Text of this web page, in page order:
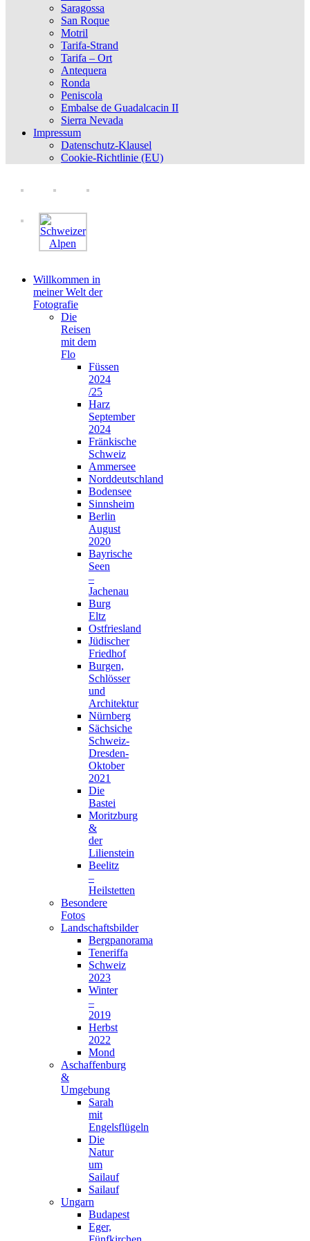
Saragossa
San Roque
Motril
Tarifa-Strand
Tarifa – Ort
Antequera
Ronda
Peniscola
Embalse de Guadalcacin II
Sierra Nevada
Impressum
Datenschutz-Klausel
Cookie-Richtlinie (EU)
Willkommen in
meiner Welt der
Fotografie
Die
Reisen
mit dem
Flo
Füssen
2024
/25
Harz
September
2024
Fränkische
Schweiz
Ammersee
Norddeutschland
Bodensee
Sinnsheim
Berlin
August
2020
Bayrische
Seen
–
Jachenau
Burg
Eltz
Ostfriesland
Jüdischer
Friedhof
Burgen,
Schlösser
und
Architektur
Nürnberg
Sächsiche
Schweiz-
Dresden-
Oktober
2021
Die
Bastei
Moritzburg
&
der
Lilienstein
Beelitz
–
Heilstetten
Besondere
Fotos
Landschaftsbilder
Bergpanorama
Teneriffa
Schweiz
2023
Winter
–
2019
Herbst
2022
Mond
Aschaffenburg
&
Umgebung
Sarah
mit
Engelsflügeln
Die
Natur
um
Sailauf
Sailauf
Ungarn
Budapest
Eger,